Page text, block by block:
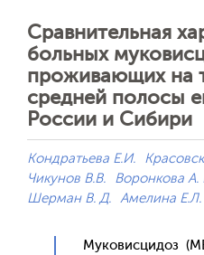
Сравнительная
больных
проживающих на
средней полосы
России и Cибири
Кондратьева Е.И.
Чикунов В.В.
Воронкова
Шерман В. Д. Амелина Е.Л.
Му­ковис­ци­доз